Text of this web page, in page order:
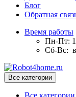
Блог
Обратная
Время работы
Пн-Пт:
Сб-Вс:
Все категории
Все категории